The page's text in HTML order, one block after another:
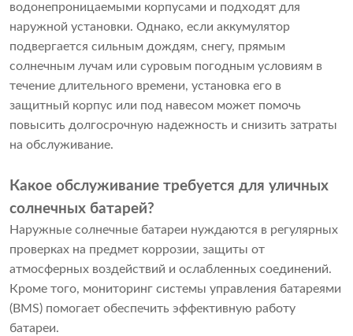
водонепроницаемыми корпусами и подходят для
наружной установки. Однако, если аккумулятор
подвергается сильным дождям, снегу, прямым
солнечным лучам или суровым погодным условиям в
течение длительного времени, установка его в
защитный корпус или под навесом может помочь
повысить долгосрочную надежность и снизить затраты
на обслуживание.
Какое обслуживание требуется для уличных
солнечных батарей?
Наружные солнечные батареи нуждаются в регулярных
проверках на предмет коррозии, защиты от
атмосферных воздействий и ослабленных соединений.
Кроме того, мониторинг системы управления батареями
(BMS) помогает обеспечить эффективную работу
батареи.